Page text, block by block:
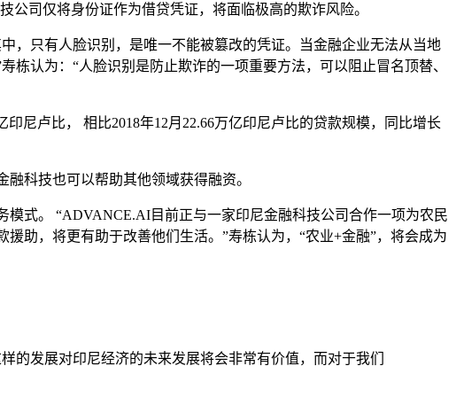
司仅将身份证作为借贷凭证，将面临极高的欺诈风险。
，只有人脸识别，是唯一不能被篡改的凭证。当金融企业无法从当地
认为：“人脸识别是防止欺诈的一项重要方法，可以阻止冒名顶替、
印尼卢比， 相比2018年12月22.66万亿印尼卢比的贷款规模，同比增长
科技也可以帮助其他领域获得融资。
式。 “ADVANCE.AI目前正与一家印尼金融科技公司合作一项为农民
助，将更有助于改善他们生活。”寿栋认为，“农业+金融”，将会成为
的发展对印尼经济的未来发展将会非常有价值，而对于我们